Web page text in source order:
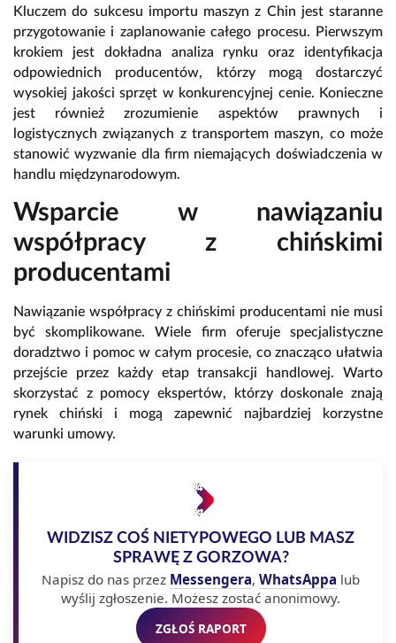
Kluczem do sukcesu importu maszyn z Chin jest staranne
przygotowanie i zaplanowanie całego procesu. Pierwszym
krokiem jest dokładna analiza rynku oraz identyfikacja
odpowiednich producentów, którzy mogą dostarczyć
wysokiej jakości sprzęt w konkurencyjnej cenie. Konieczne
jest również zrozumienie aspektów prawnych i
logistycznych związanych z transportem maszyn, co może
stanowić wyzwanie dla firm niemających doświadczenia w
handlu międzynarodowym.
Wsparcie w nawiązaniu
współpracy z chińskimi
producentami
Nawiązanie współpracy z chińskimi producentami nie musi
być skomplikowane. Wiele firm oferuje specjalistyczne
doradztwo i pomoc w całym procesie, co znacząco ułatwia
przejście przez każdy etap transakcji handlowej. Warto
skorzystać z pomocy ekspertów, którzy doskonale znają
rynek chiński i mogą zapewnić najbardziej korzystne
warunki umowy.
WIDZISZ COŚ NIETYPOWEGO LUB MASZ
SPRAWĘ Z GORZOWA?
Napisz do nas przez Messengera, WhatsAppa lub
wyślij zgłoszenie. Możesz zostać anonimowy.
ZGŁOŚ RAPORT